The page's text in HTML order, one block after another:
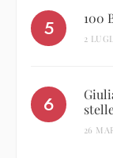
100
2
26